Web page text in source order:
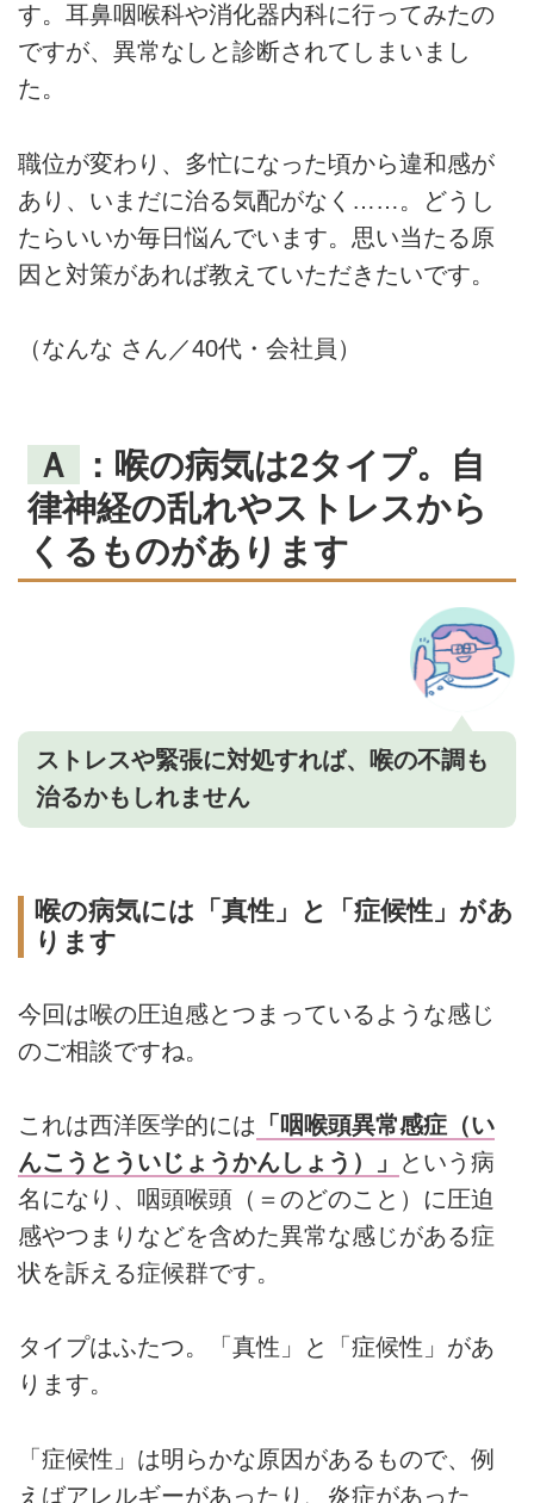
す。耳鼻咽喉科や消化器内科に行ってみたの
ですが、異常なしと診断されてしまいまし
た。
職位が変わり、多忙になった頃から違和感が
あり、いまだに治る気配がなく……。どうし
たらいいか毎日悩んでいます。思い当たる原
因と対策があれば教えていただきたいです。
（なんな さん／40代・会社員）
Ａ
：喉の病気は2タイプ。自
律神経の乱れやストレスから
くるものがあります
ストレスや緊張に対処すれば、喉の不調も
治るかもしれません
喉の病気には「真性」と「症候性」があ
ります
今回は喉の圧迫感とつまっているような感じ
のご相談ですね。
これは西洋医学的には 「咽喉頭異常感症（い
んこうとういじょうかんしょう）」
という病
名になり、咽頭喉頭（＝のどのこと）に圧迫
感やつまりなどを含めた異常な感じがある症
状を訴える症候群です。
タイプはふたつ。「真性」と「症候性」があ
ります。
「症候性」は明らかな原因があるもので、例
えばアレルギーがあったり、炎症があった